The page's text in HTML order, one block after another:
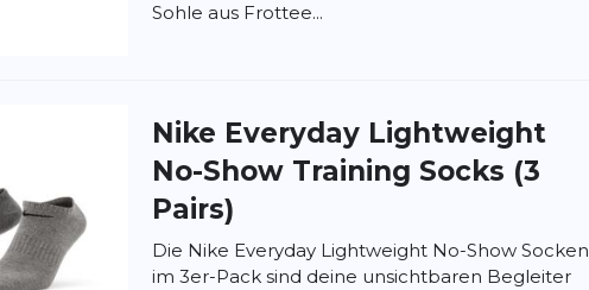
Nutzungsbedingungenvon
Sohle aus Frottee...
Nike Everyday Lightweight
No-Show Training Socks (3
Pairs)
Die Nike Everyday Lightweight No-Show Socken
im 3er-Pack sind deine unsichtbaren Begleiter